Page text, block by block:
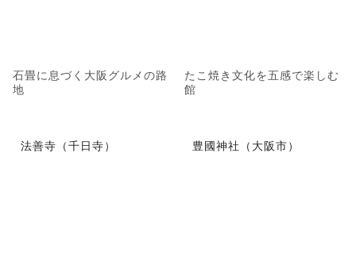
石畳に息づく大阪グルメの路
地
たこ焼き文化を五感で楽しむ
館
法善寺（千日寺） 豊國神社（大阪市）